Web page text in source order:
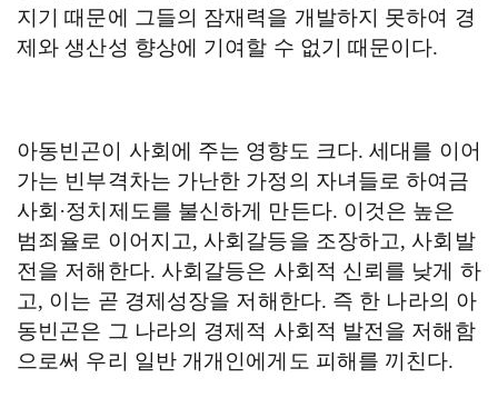
지기 때문에 그들의 잠재력을 개발하지 못하여 경
제와 생산성 향상에 기여할 수 없기 때문이다.
아동빈곤이 사회에 주는 영향도 크다.세대를 이어
가는 빈부격차는 가난한 가정의 자녀들로 하여금
사회·정치제도를 불신하게 만든다. 이것은 높은
범죄율로 이어지고, 사회갈등을 조장하고, 사회발
전을 저해한다. 사회갈등은 사회적 신뢰를 낮게 하
고, 이는 곧 경제성장을 저해한다. 즉 한 나라의 아
동빈곤은 그 나라의 경제적 사회적 발전을 저해함
으로써 우리 일반 개개인에게도 피해를 끼친다.